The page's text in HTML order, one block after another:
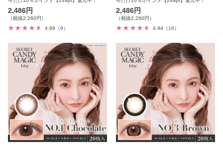
2,486円
（税抜2,260円）
4.89 （9）
2,486円
（税抜2,260円）
4.94 （16）